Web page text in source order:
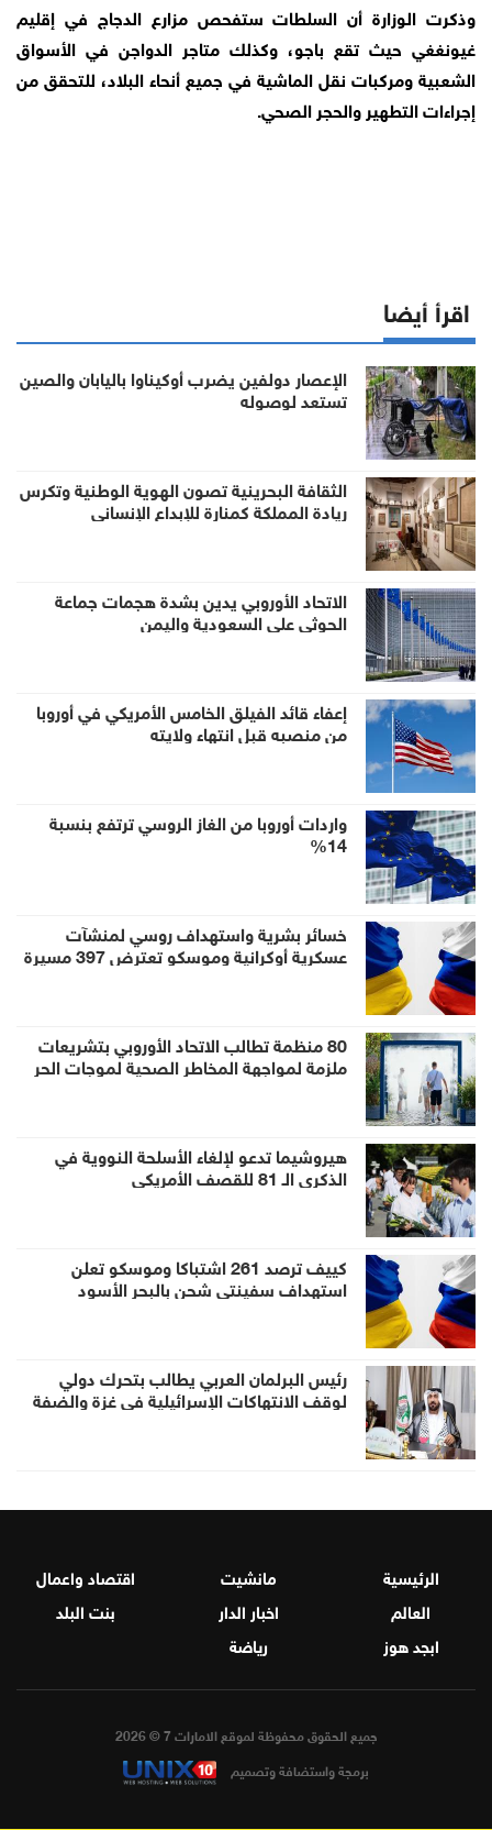
وذكرت الوزارة أن السلطات ستفحص مزارع الدجاج في إقليم
غيونغغي حيث تقع باجو، وكذلك متاجر الدواجن في الأسواق
الشعبية ومركبات نقل الماشية في جميع أنحاء البلاد، للتحقق من
إجراءات التطهير والحجر الصحي.
اقرأ أيضا
الإعصار دولفين يضرب أوكيناوا باليابان والصين
تستعد لوصوله
الثقافة البحرينية تصون الهوية الوطنية وتكرس
ريادة المملكة كمنارة للإبداع الإنساني
الاتحاد الأوروبي يدين بشدة هجمات جماعة
الحوثي على السعودية واليمن
إعفاء قائد الفيلق الخامس الأمريكي في أوروبا
من منصبه قبل انتهاء ولايته
واردات أوروبا من الغاز الروسي ترتفع بنسبة
14%
خسائر بشرية واستهداف روسي لمنشآت
عسكرية أوكرانية وموسكو تعترض 397 مسيرة
80 منظمة تطالب الاتحاد الأوروبي بتشريعات
ملزمة لمواجهة المخاطر الصحية لموجات الحر
هيروشيما تدعو لإلغاء الأسلحة النووية في
الذكرى الـ 81 للقصف الأمريكي
كييف ترصد 261 اشتباكا وموسكو تعلن
استهداف سفينتي شحن بالبحر الأسود
رئيس البرلمان العربي يطالب بتحرك دولي
لوقف الانتهاكات الإسرائيلية في غزة والضفة
الرئيسية مانشيت
اقتصاد واعمال
العالم
اخبار الدار
بنت البلد
ابجد هوز
رياضة
جميع الحقوق محفوظة لموقع الامارات 7 © 2026
برمجة واستضافة وتصميم